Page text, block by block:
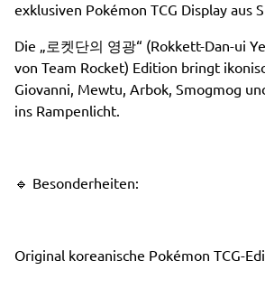
exklusiven Pokémon TCG Display aus
Die „로켓단의 영광“ (Rokkett-Dan-ui
von Team Rocket) Edition bringt
Giovanni, Mewtu, Arbok, Smogmog
ins Rampenlicht.
🔹 Besonderheiten:
Original koreanische Pokémon TCG-